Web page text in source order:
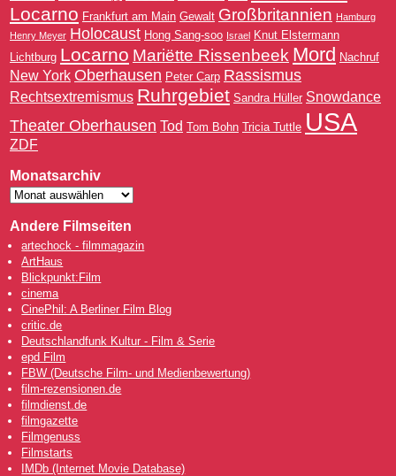
Locarno Frankfurt am Main Gewalt Großbritannien Hamburg
Henry Meyer Holocaust Hong Sang-soo Israel Knut Elstermann
Lichtburg Locarno Mariëtte Rissenbeek Mord Nachruf
New York Oberhausen Peter Carp Rassismus
Rechtsextremismus Ruhrgebiet Sandra Hüller Snowdance
Theater Oberhausen Tod Tom Bohn Tricia Tuttle USA
ZDF
Monatsarchiv
Andere Filmseiten
artechock - filmmagazin
ArtHaus
Blickpunkt:Film
cinema
CinePhil: A Berliner Film Blog
critic.de
Deutschlandfunk Kultur - Film & Serie
epd Film
FBW (Deutsche Film- und Medienbewertung)
film-rezensionen.de
filmdienst.de
filmgazette
Filmgenuss
Filmstarts
IMDb (Internet Movie Database)